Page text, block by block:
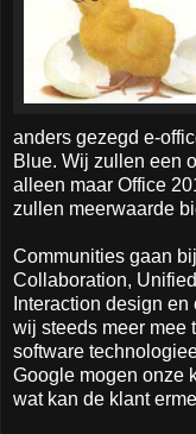
anders gezegd e-
Blue. Wij zullen een
alleen maar Office
zullen meerwaarde
Communities gaan
Collaboration,
Interaction design
wij steeds meer mee
software
Google mogen onze
wat kan de klant